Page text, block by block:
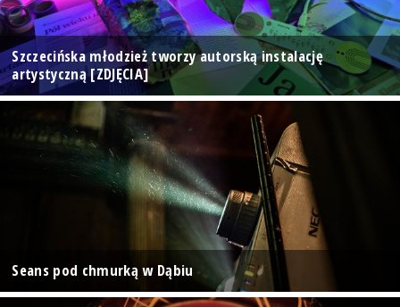
Szczecińska młodzież tworzy autorską instalację
artystyczną [ZDJĘCIA]
Seans pod chmurką w Dąbiu